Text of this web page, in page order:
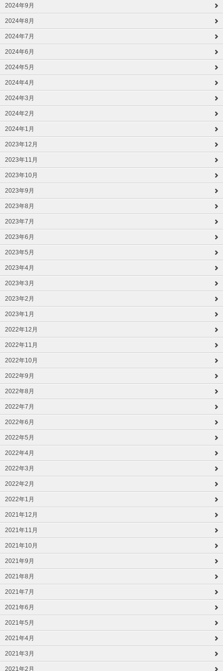
2024年9月
2024年8月
2024年7月
2024年6月
2024年5月
2024年4月
2024年3月
2024年2月
2024年1月
2023年12月
2023年11月
2023年10月
2023年9月
2023年8月
2023年7月
2023年6月
2023年5月
2023年4月
2023年3月
2023年2月
2023年1月
2022年12月
2022年11月
2022年10月
2022年9月
2022年8月
2022年7月
2022年6月
2022年5月
2022年4月
2022年3月
2022年2月
2022年1月
2021年12月
2021年11月
2021年10月
2021年9月
2021年8月
2021年7月
2021年6月
2021年5月
2021年4月
2021年3月
2021年2月